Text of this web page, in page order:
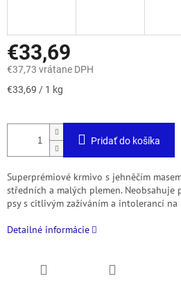
€33,69
€37,73 vrátane DPH
Jednotková
€33,69 / 1 kg
Pridať do košíka
Superprémiové krmivo s jehněčím
středních a malých plemen. Neobsahuje
psy s citlivým zažíváním a intolerancí na
Detailné informácie